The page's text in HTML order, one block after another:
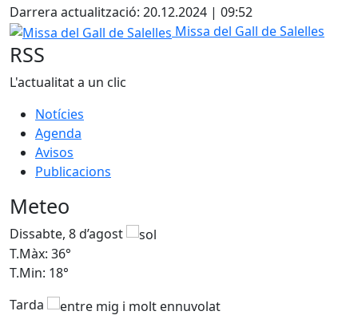
Darrera actualització: 20.12.2024 | 09:52
Missa del Gall de Salelles
Missa del Gall de Salelles
RSS
L'actualitat a un clic
Notícies
Agenda
Avisos
Publicacions
Meteo
Dissabte, 8 d’agost
T.Màx: 36°
T.Min: 18°
Tarda